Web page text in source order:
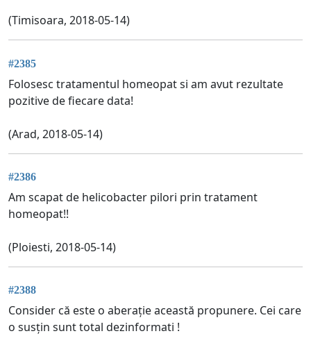
(Timisoara, 2018-05-14)
#2385
Folosesc tratamentul homeopat si am avut rezultate
pozitive de fiecare data!
(Arad, 2018-05-14)
#2386
Am scapat de helicobacter pilori prin tratament
homeopat!!
(Ploiesti, 2018-05-14)
#2388
Consider că este o aberație această propunere. Cei care
o susțin sunt total dezinformati !